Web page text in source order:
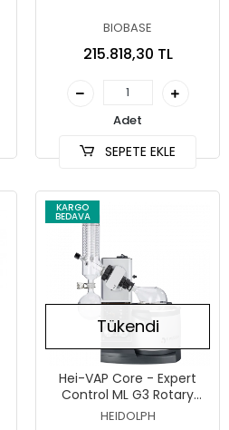
BIOBASE
215.818,30 TL
Adet
SEPETE EKLE
KARGO
BEDAVA
Tükendi
Hei-VAP Core - Expert
Control ML G3 Rotary
Evaporatör
HEIDOLPH